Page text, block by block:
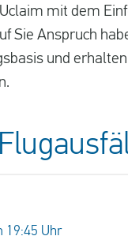
mit dem
Sie Anspruch
und
19:45 Uhr